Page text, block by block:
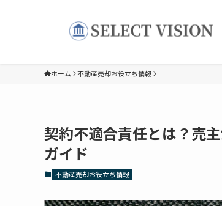
ホーム 不動産売却お役立ち情報
契約不適合責任とは？売
ガイド
不動産売却お役立ち情報